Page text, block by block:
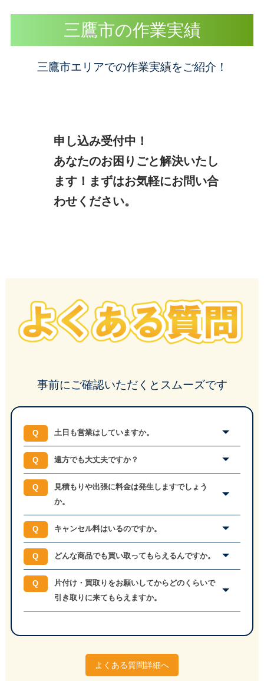
三鷹市の作業実績
三鷹市エリアでの作業実績をご紹介！
申し込み受付中！
あなたのお困りごと解決いたし
ます！まずはお気軽にお問い合
わせください。
よくある質問
事前にご確認いただくとスムーズです
土日も営業はしていますか。
遠方でも大丈夫ですか？
見積もりや出張に料金は発生しますでしょう
か。
キャンセル料はいるのですか。
どんな商品でも買い取ってもらえるんですか。
片付け・買取りをお願いしてからどのくらいで
引き取りに来てもらえますか。
よくある質問詳細へ